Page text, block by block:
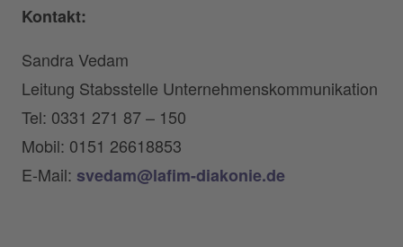
Kontakt:
Sandra Vedam
Leitung Stabsstelle Unternehmenskommunikation
Tel: 0331 271 87 – 150
Mobil: 0151 26618853
E-Mail: svedam@lafim-diakonie.de